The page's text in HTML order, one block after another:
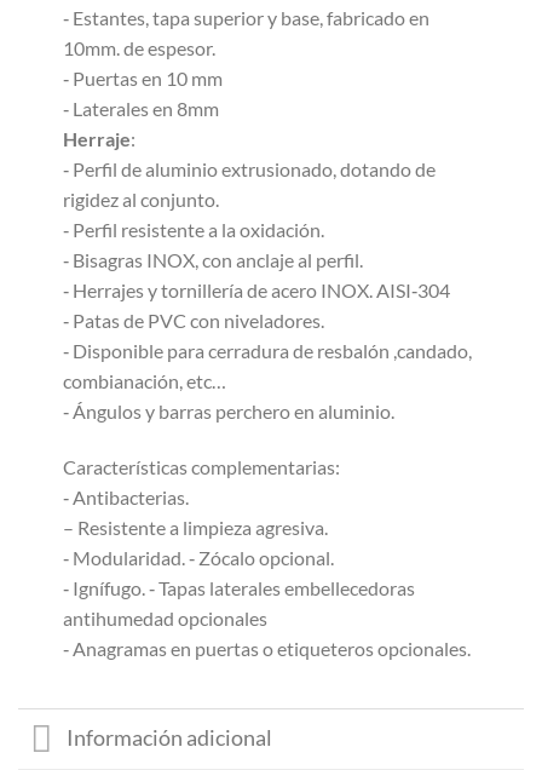
‐ Estantes, tapa superior y base, fabricado en
10mm. de espesor.
‐ Puertas en 10 mm
‐ Laterales en 8mm
Herraje:
‐ Perfil de aluminio extrusionado, dotando de
rigidez al conjunto.
‐ Perfil resistente a la oxidación.
‐ Bisagras INOX, con anclaje al perfil.
‐ Herrajes y tornillería de acero INOX. AISI‐304
‐ Patas de PVC con niveladores.
‐ Disponible para cerradura de resbalón ,candado,
combianación, etc…
‐ Ángulos y barras perchero en aluminio.
Características complementarias:
‐ Antibacterias.
– Resistente a limpieza agresiva.
‐ Modularidad. ‐ Zócalo opcional.
‐ Ignífugo. ‐ Tapas laterales embellecedoras
antihumedad opcionales
‐ Anagramas en puertas o etiqueteros opcionales.
Información adicional